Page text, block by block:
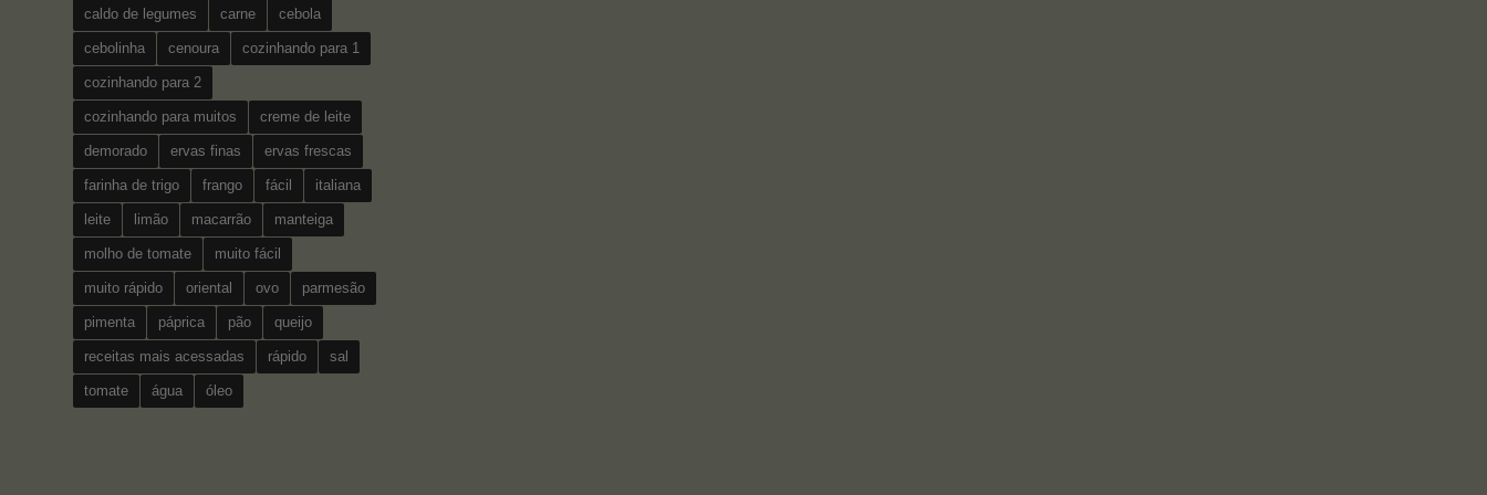
caldo de legumes carne cebola
cebolinha cenoura cozinhando para 1
cozinhando para 2
cozinhando para muitos creme de leite
demorado ervas finas ervas frescas
farinha de trigo frango fácil italiana
leite limão macarrão manteiga
molho de tomate muito fácil
muito rápido oriental ovo parmesão
pimenta páprica pão queijo
receitas mais acessadas rápido sal
tomate água óleo